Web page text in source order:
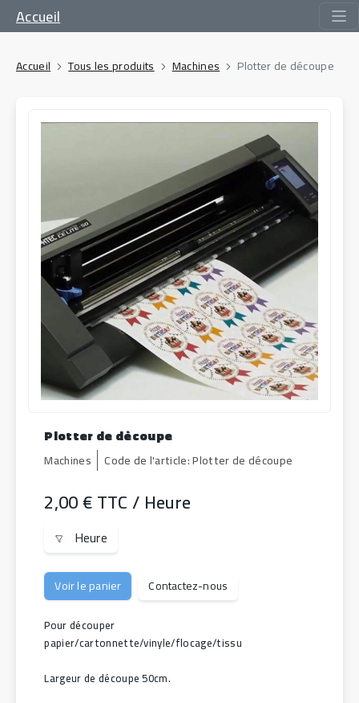
Accueil
Accueil Tous les produits Machines Plotter de découpe
Plotter de découpe
Machines Code de l'article:Plotter de découpe
Prix
2,00 €TTC/ Heure
Unités de mesure
Heure
Voir le panier Contactez-nous
Pour découper
papier/cartonnette/vinyle/flocage/tissu
Largeur de découpe 50cm.